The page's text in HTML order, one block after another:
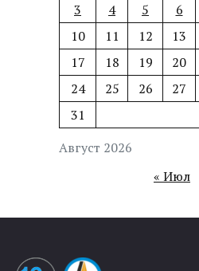
Август 2026
3
4 5 6
10
11 12 13
17
18 19 20
24
25 26 27
31
« Июл